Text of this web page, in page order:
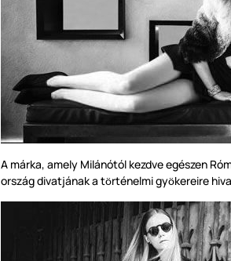
A márka, amely Milánótól kezdve egészen
ország divatjának a történelmi gyökereire